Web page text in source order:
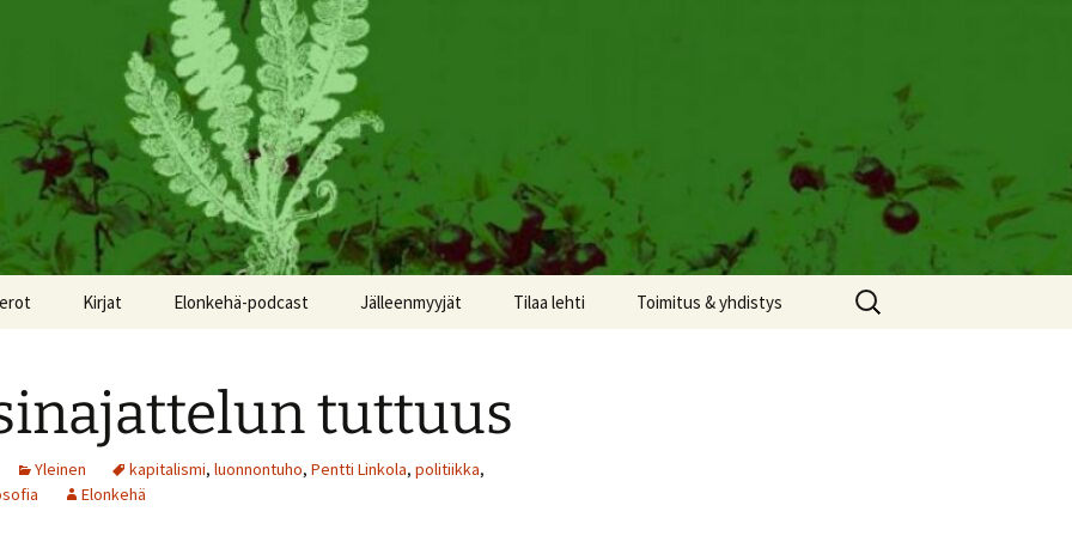
Kirjat Elonkehä-podcast Jälleenmyyjät Tilaa lehti Toimitus & yhdistys
Haku:
tuttuus
Yleinen kapitalismi, luonnontuho, Pentti Linkola, politiikka,
Elonkehä